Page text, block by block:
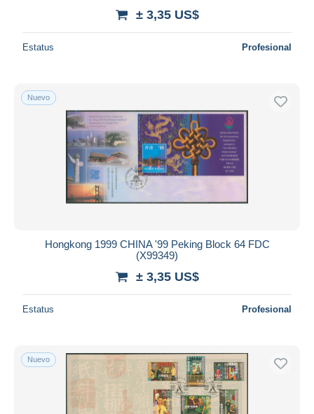
± 3,35 US$
Estatus Profesional
Nuevo
Hongkong 1999 CHINA '99 Peking Block 64 FDC
(X99349)
± 3,35 US$
Estatus Profesional
Nuevo